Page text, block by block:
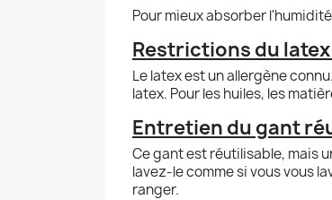
Pour mieux absorber
Restrictions du
Le latex est un allergène
latex. Pour les huiles, les
Entretien du gant
Ce gant est réutilisable, mais
lavez-le comme si vous vous
ranger.